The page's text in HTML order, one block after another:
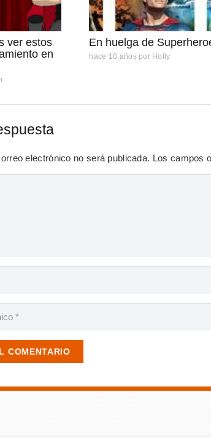
ver estos
en
En huelga de
hace 10 años por Holly
electrónico no será publicada. Los campos
COMENTARIO